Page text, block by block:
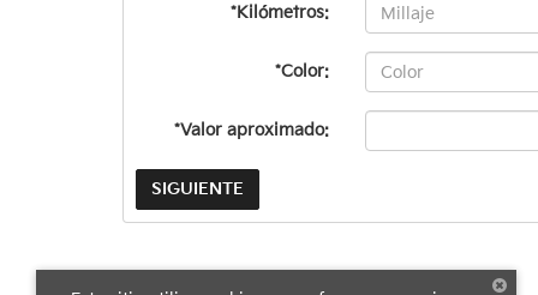
*Kilómetros:
*Color:
*Valor aproximado:
SIGUIENTE